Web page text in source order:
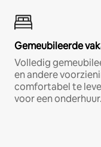
Gemeubileerde
Volledig
en andere
comfortabel te
voor een onderhuur.